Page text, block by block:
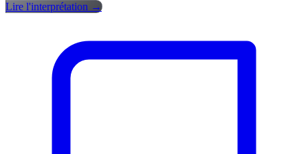
Lire l'interprétation →